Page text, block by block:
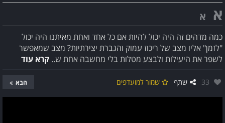
א א
כמה מדהים זה היה יכול להיות אם כל אחד ואחת מאיתנו היה יכול
"לזמן" אליו מצב של ריכוז עמוק והגברת יצירתיות? מצב שמאפשר
לשפר את היעילות ולבצע מטלות בלי מחשבה אחת ש.. קרא עוד
אהבו:
33 שתף שמור למועדפים הבא